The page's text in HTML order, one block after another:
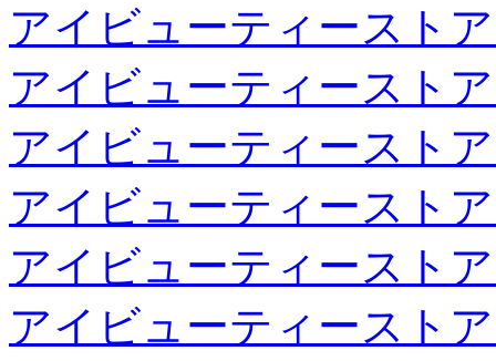
アイビューティースト
アイビューティースト
アイビューティースト
アイビューティースト
アイビューティースト
アイビューティースト